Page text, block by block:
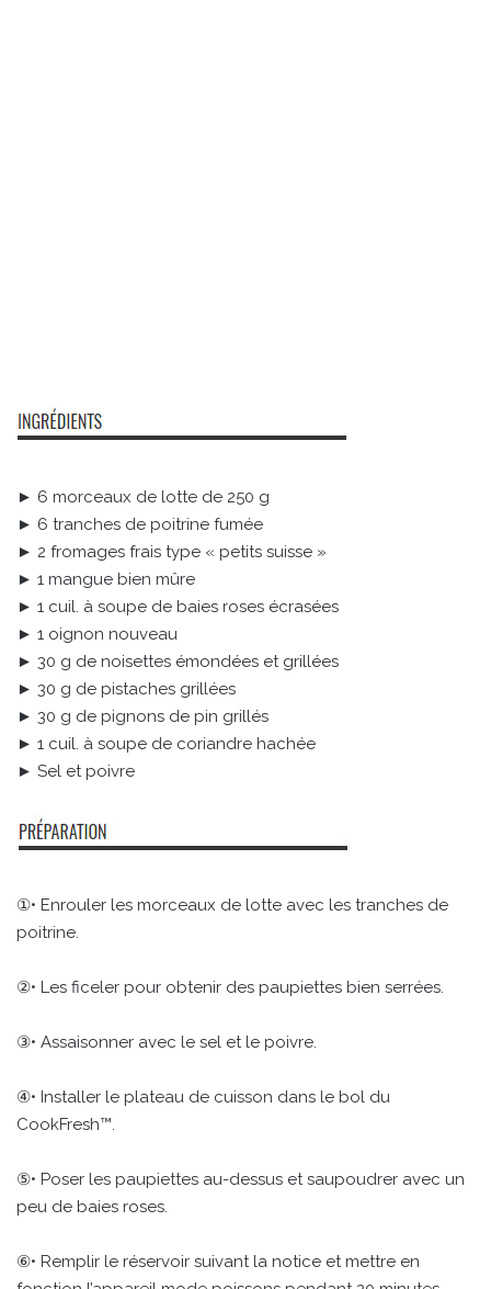
► 6 morceaux de lotte de 250 g
► 6 tranches de poitrine fumée
► 2 fromages frais type « petits suisse »
► 1 mangue bien mûre
► 1 cuil. à soupe de baies roses écrasées
► 1 oignon nouveau
► 30 g de noisettes émondées et grillées
► 30 g de pistaches grillées
► 30 g de pignons de pin grillés
► 1 cuil. à soupe de coriandre hachée
► Sel et poivre
①• Enrouler les morceaux de lotte avec les tranches de
poitrine.
②• Les ficeler pour obtenir des paupiettes bien serrées.
③• Assaisonner avec le sel et le poivre.
④• Installer le plateau de cuisson dans le bol du
CookFresh™.
⑤• Poser les paupiettes au-dessus et saupoudrer avec un
peu de baies roses.
⑥• Remplir le réservoir suivant la notice et mettre en